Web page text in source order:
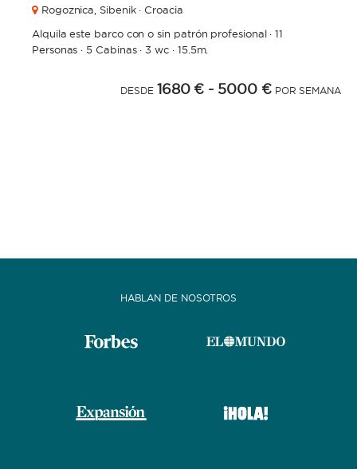
Rogoznica, Sibenik · Croacia
Alquila este barco con o sin patrón profesional·11
Personas · 5 Cabinas·3 wc · 15.5m.
DESDE 1680 € - 5000 € POR SEMANA
HABLAN DE NOSOTROS